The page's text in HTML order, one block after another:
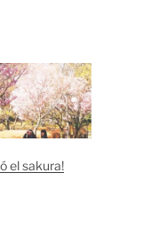
el sakura!